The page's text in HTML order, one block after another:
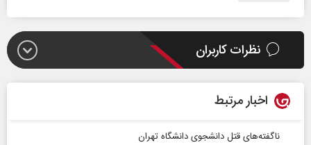
نظرات کاربران
اخبار مرتبط
ناگفته‌های قتل دانشجوی دانشگاه تهران